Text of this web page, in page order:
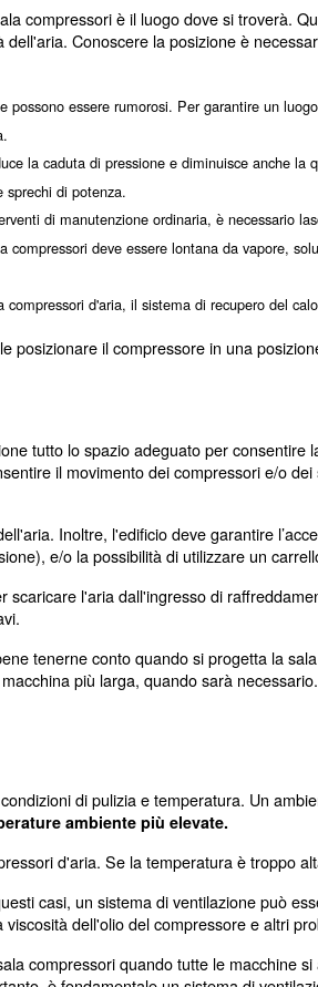
si pianifica
della sala
qualità dell'aria.
possono essere
la differenza.
d'aria riduce la caduta di
costi elevati e sprechi di potenza.
e facilitare gli interventi di
e pulita, la sala compressori
è consigliabile posizionare
in considerazione tutto lo
sufficiente a consentire il
delle porte.